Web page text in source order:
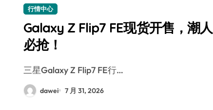
行情中心
Galaxy Z Flip7 FE现货开售，潮人
必抢！
三星Galaxy Z Flip7 FE行…
dawei 7 月 31, 2026